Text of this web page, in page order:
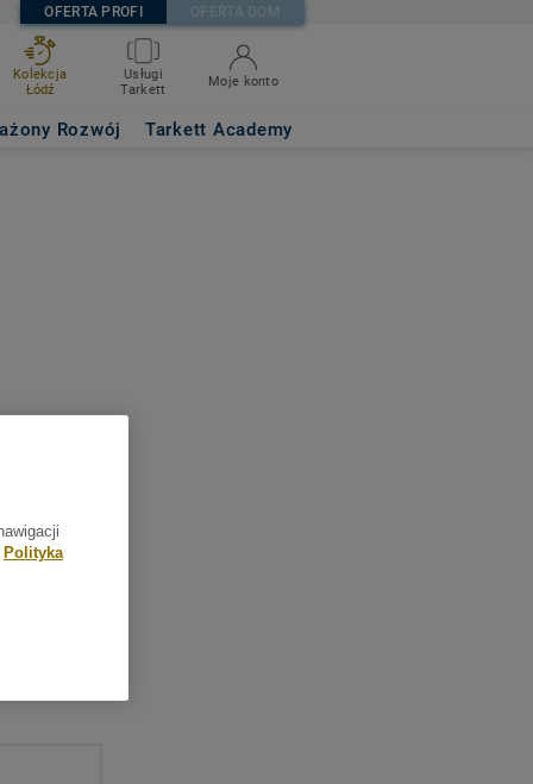
OFERTA PROFI OFERTA DOM
Kolekcja
Łódź
Usługi
Tarkett
Moje konto
Rozwój Tarkett Academy
Polityka